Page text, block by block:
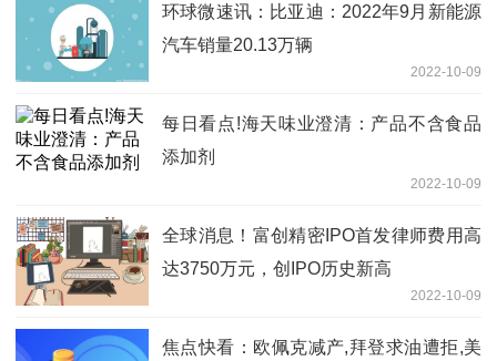
环球微速讯：比亚迪：2022年9月新能源
汽车销量20.13万辆
2022-10-09
每日看点!海天味业澄清：产品不含食品
添加剂
2022-10-09
全球消息！富创精密IPO首发律师费用高
达3750万元，创IPO历史新高
2022-10-09
焦点快看：欧佩克减产,拜登求油遭拒,美